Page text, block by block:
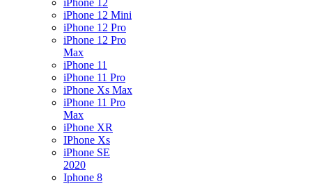
iPhone 12
iPhone 12 Mini
iPhone 12 Pro
iPhone 12 Pro
Max
iPhone 11
iPhone 11 Pro
iPhone Xs Max
iPhone 11 Pro
Max
iPhone XR
IPhone Xs
iPhone SE
2020
Iphone 8